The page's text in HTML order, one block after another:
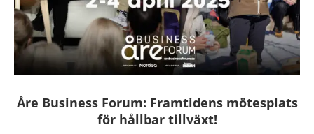
Åre Business Forum: Framtidens mötesplats
för hållbar tillväxt!